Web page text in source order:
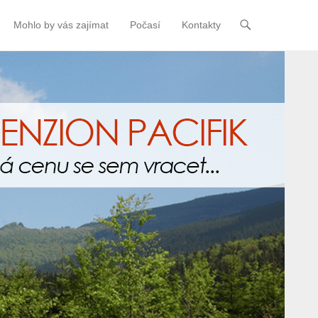
Mohlo by vás zajímat Počasí Kontakty